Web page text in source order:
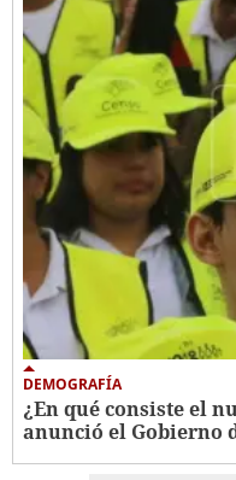
DEMOGRAFÍA
¿En qué consiste el
anunció el Gobierno